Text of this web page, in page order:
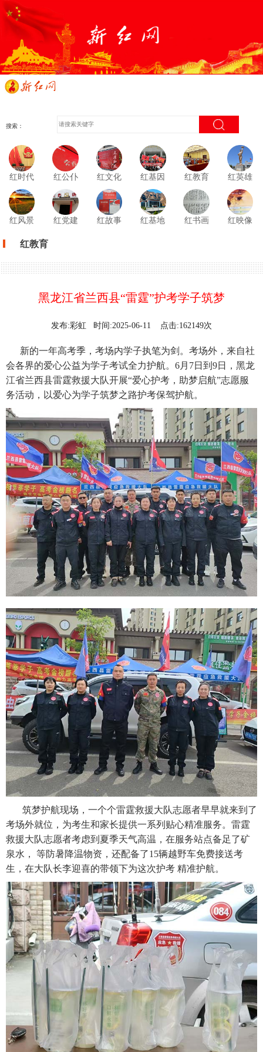
搜索：
红时代 红公仆 红文化 红基因 红教育 红英雄
红风景 红党建 红故事 红基地 红书画 红映像
红教育
黑龙江省兰西县“雷霆”护考学子筑梦
发布:彩虹 时间:2025-06-11 点击:162149次
新的一年高考季，考场内学子执笔为剑。考场外，来自社
会各界的爱心公益为学子考试全力护航。6月7日到9日，黑龙
江省兰西县雷霆救援大队开展“爱心护考，助梦启航”志愿服
务活动，以爱心为学子筑梦之路护考保驾护航。
筑梦护航现场，一个个雷霆救援大队志愿者早早就来到了
考场外就位，为考生和家长提供一系列贴心精准服务。雷霆
救援大队志愿者考虑到夏季天气高温，在服务站点备足了矿
泉水， 等防暑降温物资，还配备了15辆越野车免费接送考
生，在大队长李迎喜的带领下为这次护考 精准护航。